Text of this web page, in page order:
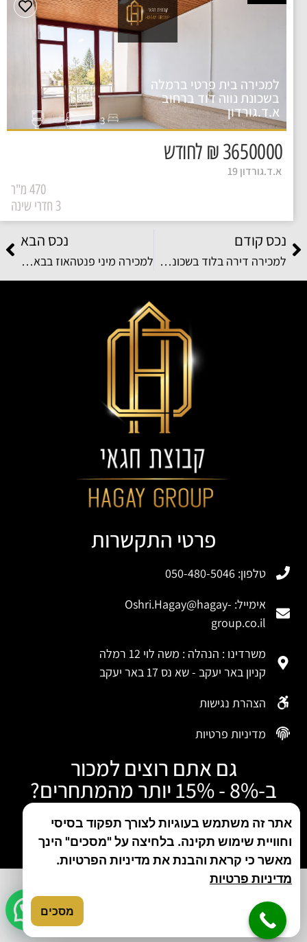
למכירה בית פרטי ברמלה
בשכונת נווה דוד ברחוב
א.ד.גורדון 3
3650000 ₪ לחודש
א.ד.גורדון 19
470 מ"ר
נכס קודם
למכירה דירה בלוד בשכונת אחיסמך ברחוב שבט יהודה
נכס הבא
למכירה מיני פנטהאוז בבאר יעקב בשכונת פארק המושבה ברחוב שא נס
פרטי התקשרות
טלפון: 050-480-5046
אימייל:Oshri.Hagay@hagay-
group.co.il
משרדינו : הנהלה : משה לוי 12 רמלה
קניון באר יעקב - שא נס 17 באר יעקב
הצהרת נגישות
מדיניות פרטיות
גם אתם רוצים למכור
ב-8% - 15% יותר מהמתחרים?
התקשרו עכשיו
טלפון: 050-480-5046
אתר זה משתמש בעוגיות לצורך תפקוד בסיסי
וחוויית שימוש תקינה. בלחיצה על "מסכים" הינך
מאשר כי קראת והבנת את מדיניות הפרטיות.
מדיניות פרטיות
מסכים